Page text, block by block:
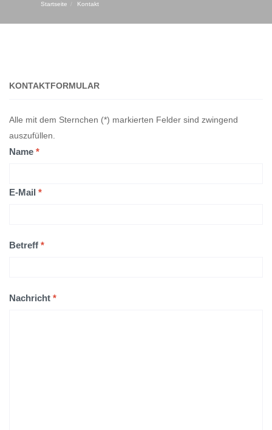
Startseite Kontakt
KONTAKTFORMULAR
Alle mit dem Sternchen (*) markierten Felder sind zwingend
auszufüllen.
Name *
E-Mail *
Betreff *
Nachricht *